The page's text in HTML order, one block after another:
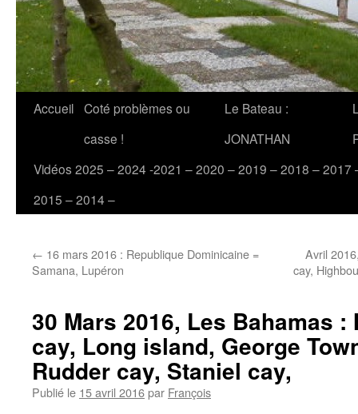
Accueil Coté problèmes ou
casse !
Le Bateau :
JONATHAN
Vidéos 2025 – 2024 -2021 – 2020 – 2019 – 2018 – 2017
2015 – 2014 –
← 16 mars 2016 : Republique Dominicaine =
Samana, Lupéron
Avril
cay,
30 Mars 2016, Les Bahamas :
cay, Long island, George
Rudder cay, Staniel cay,
Publié le 15 avril 2016par François